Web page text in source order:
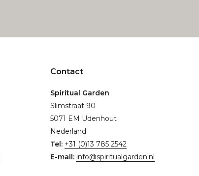
Contact
Spiritual Garden
Slimstraat 90
5071 EM Udenhout
Nederland
Tel: +31 (0)13 785 2542
E-mail: info@spiritualgarden.nl